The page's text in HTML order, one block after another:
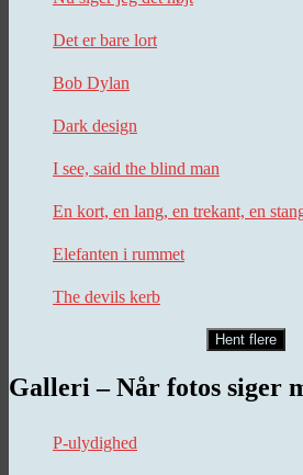
Det er bare lort
Bob Dylan
Dark design
I see, said the blind man
En kort, en lang, en trekant, en
Elefanten i rummet
The devils kerb
Hent flere
Galleri – Når fotos siger
P-ulydighed